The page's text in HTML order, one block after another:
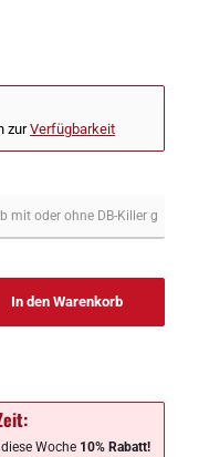
zurVerfügbarkeit
In den Warenkorb
Woche10% Rabatt!